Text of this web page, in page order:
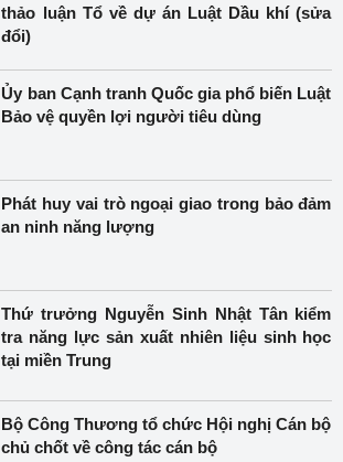
thảo luận Tổ về dự án Luật Dầu khí (sửa
đổi)
Ủy ban Cạnh tranh Quốc gia phổ biến Luật
Bảo vệ quyền lợi người tiêu dùng
Phát huy vai trò ngoại giao trong bảo đảm
an ninh năng lượng
Thứ trưởng Nguyễn Sinh Nhật Tân kiểm
tra năng lực sản xuất nhiên liệu sinh học
tại miền Trung
Bộ Công Thương tổ chức Hội nghị Cán bộ
chủ chốt về công tác cán bộ